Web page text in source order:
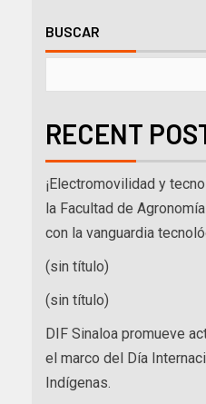
BUSCAR
RECENT
¡Electromovilidad y
la Facultad de
con la vanguardia
(sin título)
(sin título)
DIF Sinaloa promueve
el marco del Día
Indígenas.